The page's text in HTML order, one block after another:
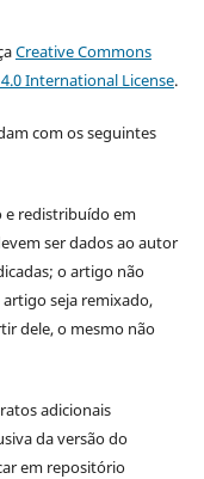
Creative Commons
International License.
com os seguintes
e redistribuído em
ser dados ao autor
o artigo não
seja remixado,
dele, o mesmo não
adicionais
da versão do
em repositório